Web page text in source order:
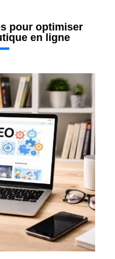
pour optimiser
en ligne